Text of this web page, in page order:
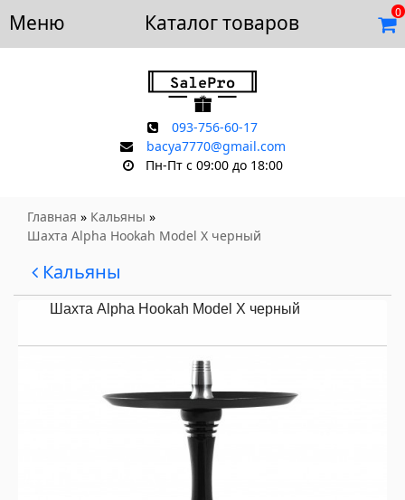
Меню Каталог товаров 0
Доставка и оплата Отзывы Скидки Контакты
093-756-60-17
bacya7770@gmail.com
Пн-Пт с 09:00 до 18:00
Главная » Кальяны »
Шахта Alpha Hookah Model X черный
Кальяны
Шахта Alpha Hookah Model X черный